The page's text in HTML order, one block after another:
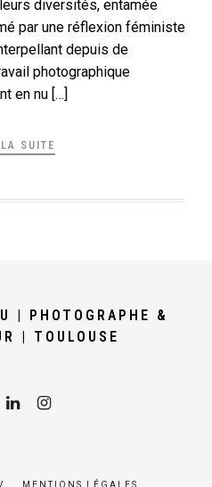
diversités, entamée
par une réflexion féministe
depuis de
photographique
en nu […]
SUITE
| PHOTOGRAPHE &
| TOULOUSE